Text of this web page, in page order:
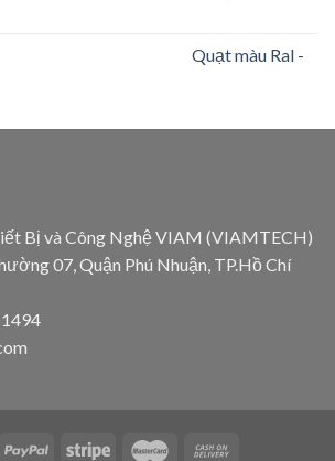
Quạt màu Ral -
Bị và Công Nghệ VIAM (VIAMTECH)
07, Quận Phú Nhuận, TP.Hồ Chí